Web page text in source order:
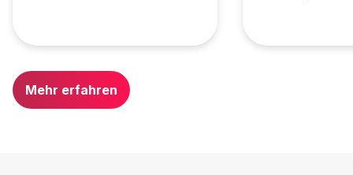
Mehr erfahren